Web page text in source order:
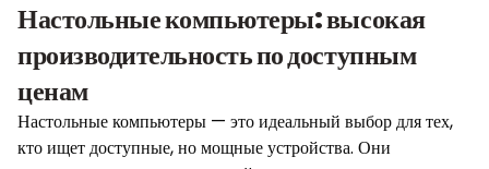
Настольные компьютеры: высокая
производительность по доступным
ценам
Настольные компьютеры — это идеальный выбор для тех,
кто ищет доступные, но мощные устройства. Они